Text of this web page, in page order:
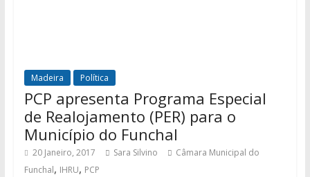
Madeira Política
PCP apresenta Programa Especial
de Realojamento (PER) para o
Município do Funchal
20 Janeiro, 2017 Sara Silvino
Câmara Municipal do
Funchal, IHRU, PCP